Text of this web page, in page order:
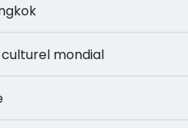
culturel mondial